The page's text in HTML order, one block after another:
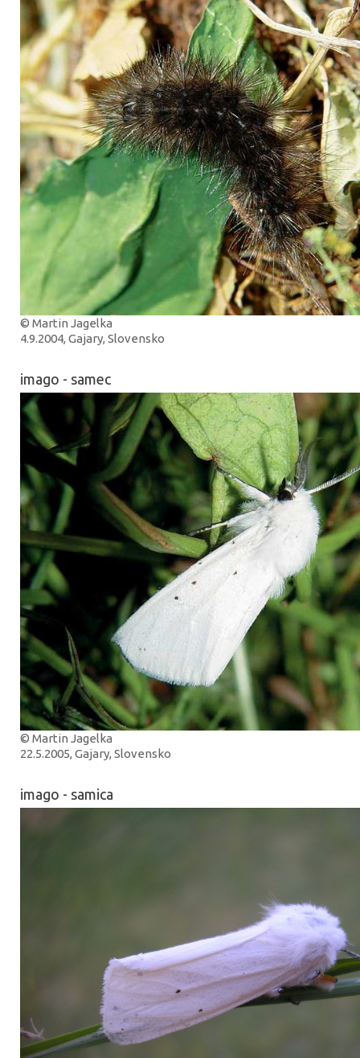
© Martin Jagelka
4.9.2004, Gajary, Slovensko
imago - samec
© Martin Jagelka
22.5.2005, Gajary, Slovensko
imago - samica